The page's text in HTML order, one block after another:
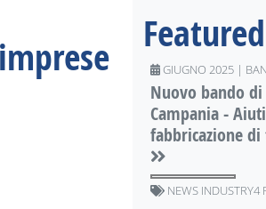
GIUGNO 2025 |
Nuovo bando
Campania -
fabbricazione di
NEWS INDUSTRY4